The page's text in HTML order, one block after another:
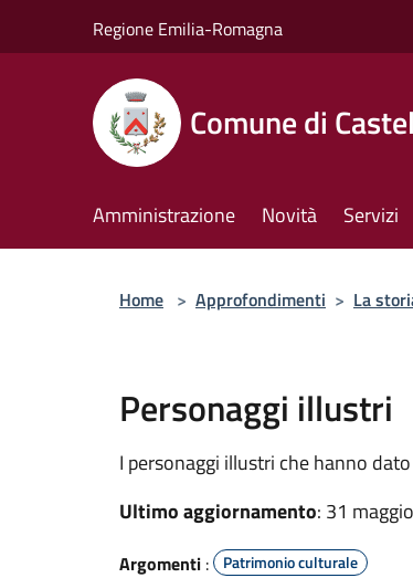
Regione Emilia-Romagna
Comune di
Amministrazione Novità Servizi
Home > Approfondimenti > La
Personaggi illustri
I personaggi illustri che hanno
Ultimo aggiornamento: 31
Argomenti : Patrimonio culturale